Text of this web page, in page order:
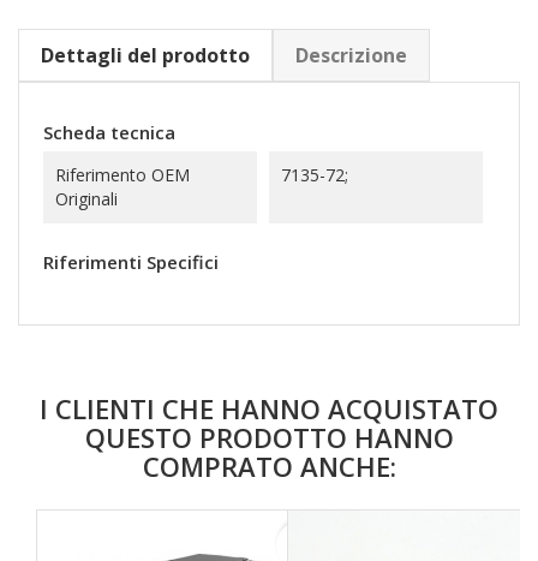
Dettagli del prodotto Descrizione
Scheda tecnica
Riferimento OEM
Originali
7135-72;
Riferimenti Specifici
I CLIENTI CHE HANNO ACQUISTATO
QUESTO PRODOTTO HANNO
COMPRATO ANCHE: